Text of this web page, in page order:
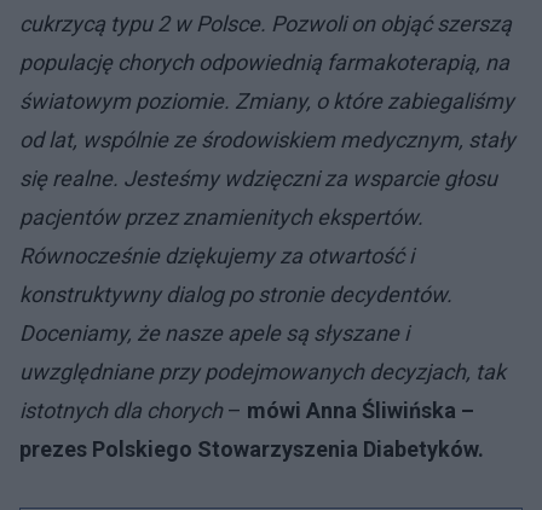
cukrzycą typu 2 w Polsce. Pozwoli on objąć szerszą
populację chorych odpowiednią farmakoterapią, na
światowym poziomie. Zmiany, o które zabiegaliśmy
od lat, wspólnie ze środowiskiem medycznym, stały
się realne. Jesteśmy wdzięczni za wsparcie głosu
pacjentów przez znamienitych ekspertów.
Równocześnie dziękujemy za otwartość i
konstruktywny dialog po stronie decydentów.
Doceniamy, że nasze apele są słyszane i
uwzględniane przy podejmowanych decyzjach, tak
istotnych dla chorych– mówi Anna Śliwińska –
prezes Polskiego Stowarzyszenia Diabetyków.